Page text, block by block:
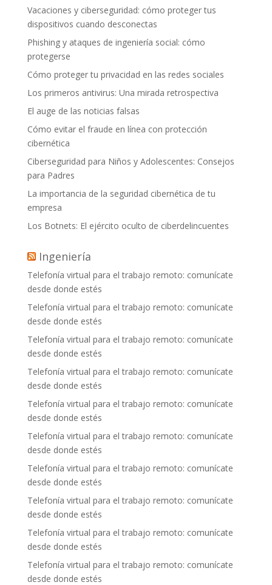
Vacaciones y ciberseguridad: cómo proteger tus
dispositivos cuando desconectas
Phishing y ataques de ingeniería social: cómo
protegerse
Cómo proteger tu privacidad en las redes sociales
Los primeros antivirus: Una mirada retrospectiva
El auge de las noticias falsas
Cómo evitar el fraude en línea con protección
cibernética
Ciberseguridad para Niños y Adolescentes: Consejos
para Padres
La importancia de la seguridad cibernética de tu
empresa
Los Botnets: El ejército oculto de ciberdelincuentes
Ingeniería
Telefonía virtual para el trabajo remoto: comunícate
desde donde estés
Telefonía virtual para el trabajo remoto: comunícate
desde donde estés
Telefonía virtual para el trabajo remoto: comunícate
desde donde estés
Telefonía virtual para el trabajo remoto: comunícate
desde donde estés
Telefonía virtual para el trabajo remoto: comunícate
desde donde estés
Telefonía virtual para el trabajo remoto: comunícate
desde donde estés
Telefonía virtual para el trabajo remoto: comunícate
desde donde estés
Telefonía virtual para el trabajo remoto: comunícate
desde donde estés
Telefonía virtual para el trabajo remoto: comunícate
desde donde estés
Telefonía virtual para el trabajo remoto: comunícate
desde donde estés